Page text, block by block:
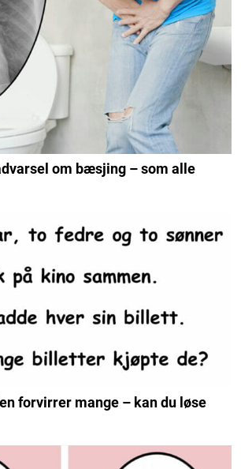
om bæsjing – som alle
forvirrer mange – kan du løse